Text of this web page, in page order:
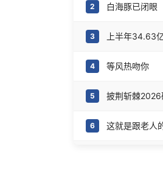
2 白海豚已闭眼
3
4 等风热吻你
5
6